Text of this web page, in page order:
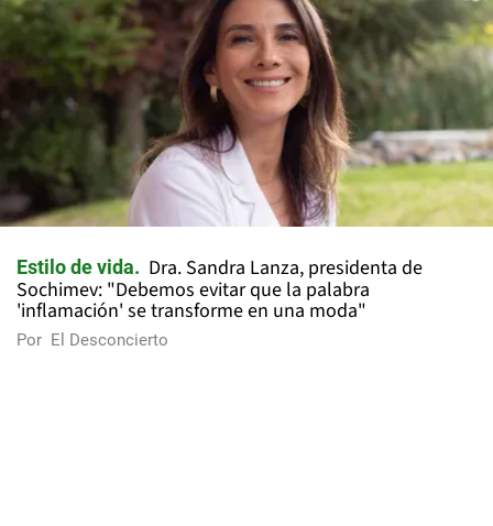
Estilo de vida
Dra. Sandra Lanza, presidenta de
Sochimev: "Debemos evitar que la palabra
'inflamación' se transforme en una moda"
Por El Desconcierto